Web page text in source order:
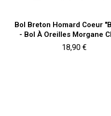
Bol Breton Homard Coeur
- Bol À Oreilles Morgane
Prix
18,90 €
Aperçu rapide